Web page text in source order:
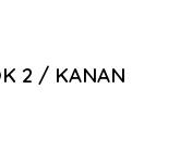
2 / KANAN